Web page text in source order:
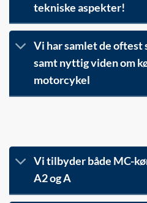
tekniske aspekter!
Vi har samlet de oftest
samt nyttig viden om
motorcykel
Vi tilbyder både MC-
A2 og A